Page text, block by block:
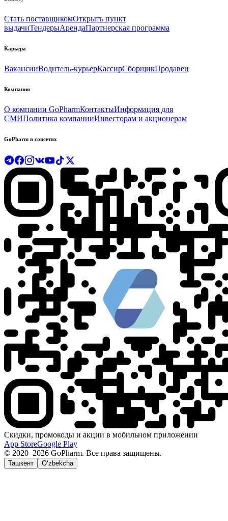
Стать поставщикомОткрыть пункт
выдачиТендерыАрендаПартнерская программа
Карьера
ВакансииВодитель-курьерКассирСборщикПродавец
Компания
О компании GoPharmКонтактыИнформация для
СМИПолитика компанииИнвесторам и акционерам
GoPharm в соцсетях
Скидки, промокоды и акции в мобильном приложении
App StoreGoogle Play
© 2020–2026 GoPharm. Все права защищены.
Ташкент O‘zbekcha